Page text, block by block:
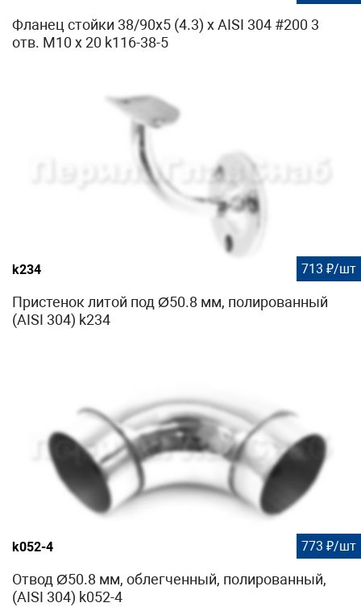
Фланец стойки 38/90х5 (4.3) х AISI 304 #200 3
отв. М10 х 20 k116-38-5
k234 713 ₽/шт
Пристенок литой под Ø50.8 мм, полированный
(AISI 304) k234
k052-4 773 ₽/шт
Отвод Ø50.8 мм, облегченный, полированный,
(AISI 304) k052-4